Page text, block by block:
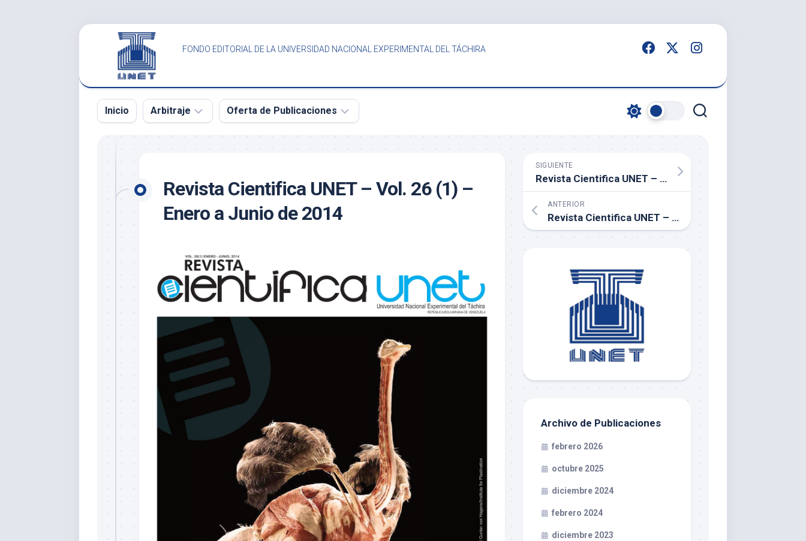
FONDO EDITORIAL DE LA UNIVERSIDAD NACIONAL EXPERIMENTAL DEL TÁCHIRA
Inicio Arbitraje
Científica
Oferta de Publicaciones
Científica
Revista Cientifica UNET – Vol. 26 (1) –
Enero a Junio de 2014
SIGUIENTE
Revista Cientifica UNET – Vol. 26 (2) – Julio a Diciembre de 2014
ANTERIOR
Revista Cientifica UNET – Vol. 26 (1) – Enero a Junio de 2014
Archivo de Publicaciones
febrero 2026
octubre 2025
diciembre 2024
febrero 2024
diciembre 2023